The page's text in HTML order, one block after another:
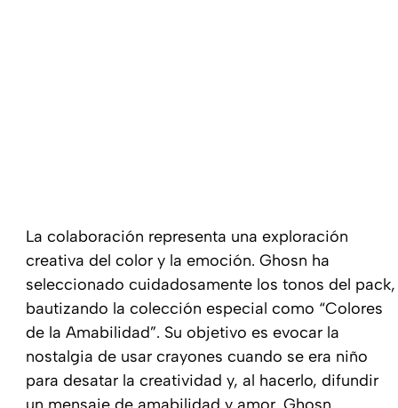
La colaboración representa una exploración
creativa del color y la emoción. Ghosn ha
seleccionado cuidadosamente los tonos del pack,
bautizando la colección especial como “Colores
de la Amabilidad”. Su objetivo es evocar la
nostalgia de usar crayones cuando se era niño
para desatar la creatividad y, al hacerlo, difundir